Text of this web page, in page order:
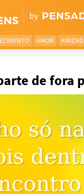
AMOR
de fora